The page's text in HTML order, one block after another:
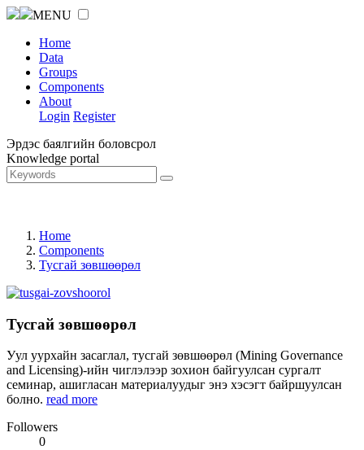
MENU
Home
Data
Groups
Components
About
Login Register
Эрдэс баялгийн боловсрол
Knowledge portal
Home
Components
Тусгай зөвшөөрөл
Тусгай зөвшөөрөл
Уул уурхайн засаглал, тусгай зөвшөөрөл (Mining Governance
and Licensing)-ийн чиглэлээр зохион байгуулсан сургалт
семинар, ашигласан материалуудыг энэ хэсэгт байршуулсан
болно. read more
Followers
0